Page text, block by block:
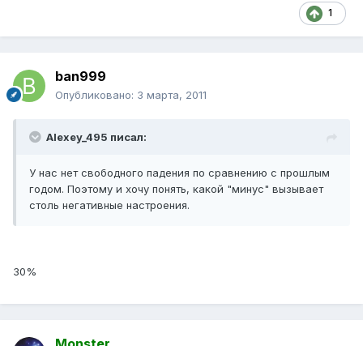
1
ban999
Опубликовано: 3 марта, 2011
Alexey_495 писал:
У нас нет свободного падения по сравнению с прошлым
годом. Поэтому и хочу понять, какой "минус" вызывает
столь негативные настроения.
30%